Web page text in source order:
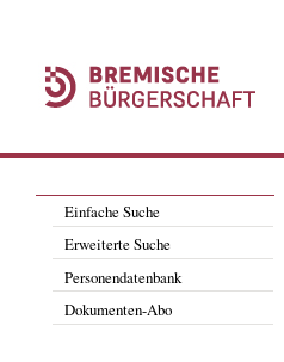
Einfache Suche
Erweiterte Suche
Personendatenbank
Dokumenten-Abo